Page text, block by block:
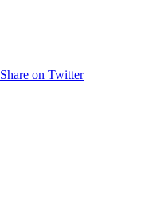
Share on Twitter